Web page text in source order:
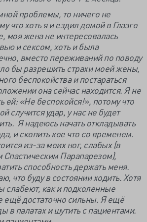
проблемы, то ничего не
что хоть я и ездил домой в Глазго
моя жена не интересовалась
и сексом, хоть и была
вместо переживаний по поводу
бы разрешить страхи моей жены,
беспокойства и постараться
она сейчас находится. Я не
ей: «Не беспокойся!», потому что
случится удар, у нас не будет
Я надеюсь начать откладывать
и скопить кое что со временем.
из-за моих ног, слабых (в
Парапарезом),
способность держать меня.
что буду в состоянии ходить. Хотя
как и подколенные
ещё достаточно сильны. Я ещё
в палатах и шутить с пациентами.